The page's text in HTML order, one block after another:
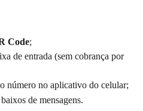
Code;
de entrada (sem cobrança por
número no aplicativo do celular;
de mensagens.